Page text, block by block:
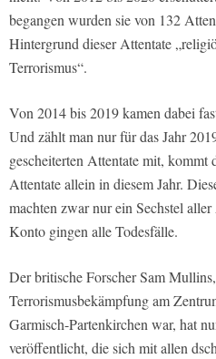
begangen wurden sie von 132
Hintergrund dieser Attentate
Terrorismus“.
Von 2014 bis 2019 kamen dabei
Und zählt man nur für das Jahr
gescheiterten Attentate mit, kommt
Attentate allein in diesem Jahr.
machten zwar nur ein Sechstel
Konto gingen alle Todesfälle.
Der britische Forscher Sam
Terrorismusbekämpfung am
Garmisch-Partenkirchen war, hat
veröffentlicht, die sich mit allen